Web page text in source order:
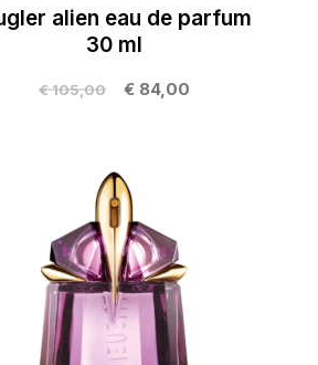
alien eau de parfum
30 ml
€ 84,00
€ 105,00